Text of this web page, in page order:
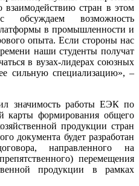
стран в этом
обсуждаем возможность
в промышленности и
опыта. Если стороны нас
наши студенты получат
в вузах-лидерах союзных
сильную специализацию», –
значимость работы ЕЭК по
карты формирования общего
продукции стран
документа будет разработан
направленного на
перемещения
продукции в рамках